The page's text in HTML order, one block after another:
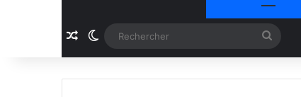
Article Aléatoire
Switch skin